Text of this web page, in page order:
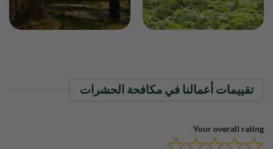
تقييمات أعمالنا في مكافحة الحشرات
Your overall rating